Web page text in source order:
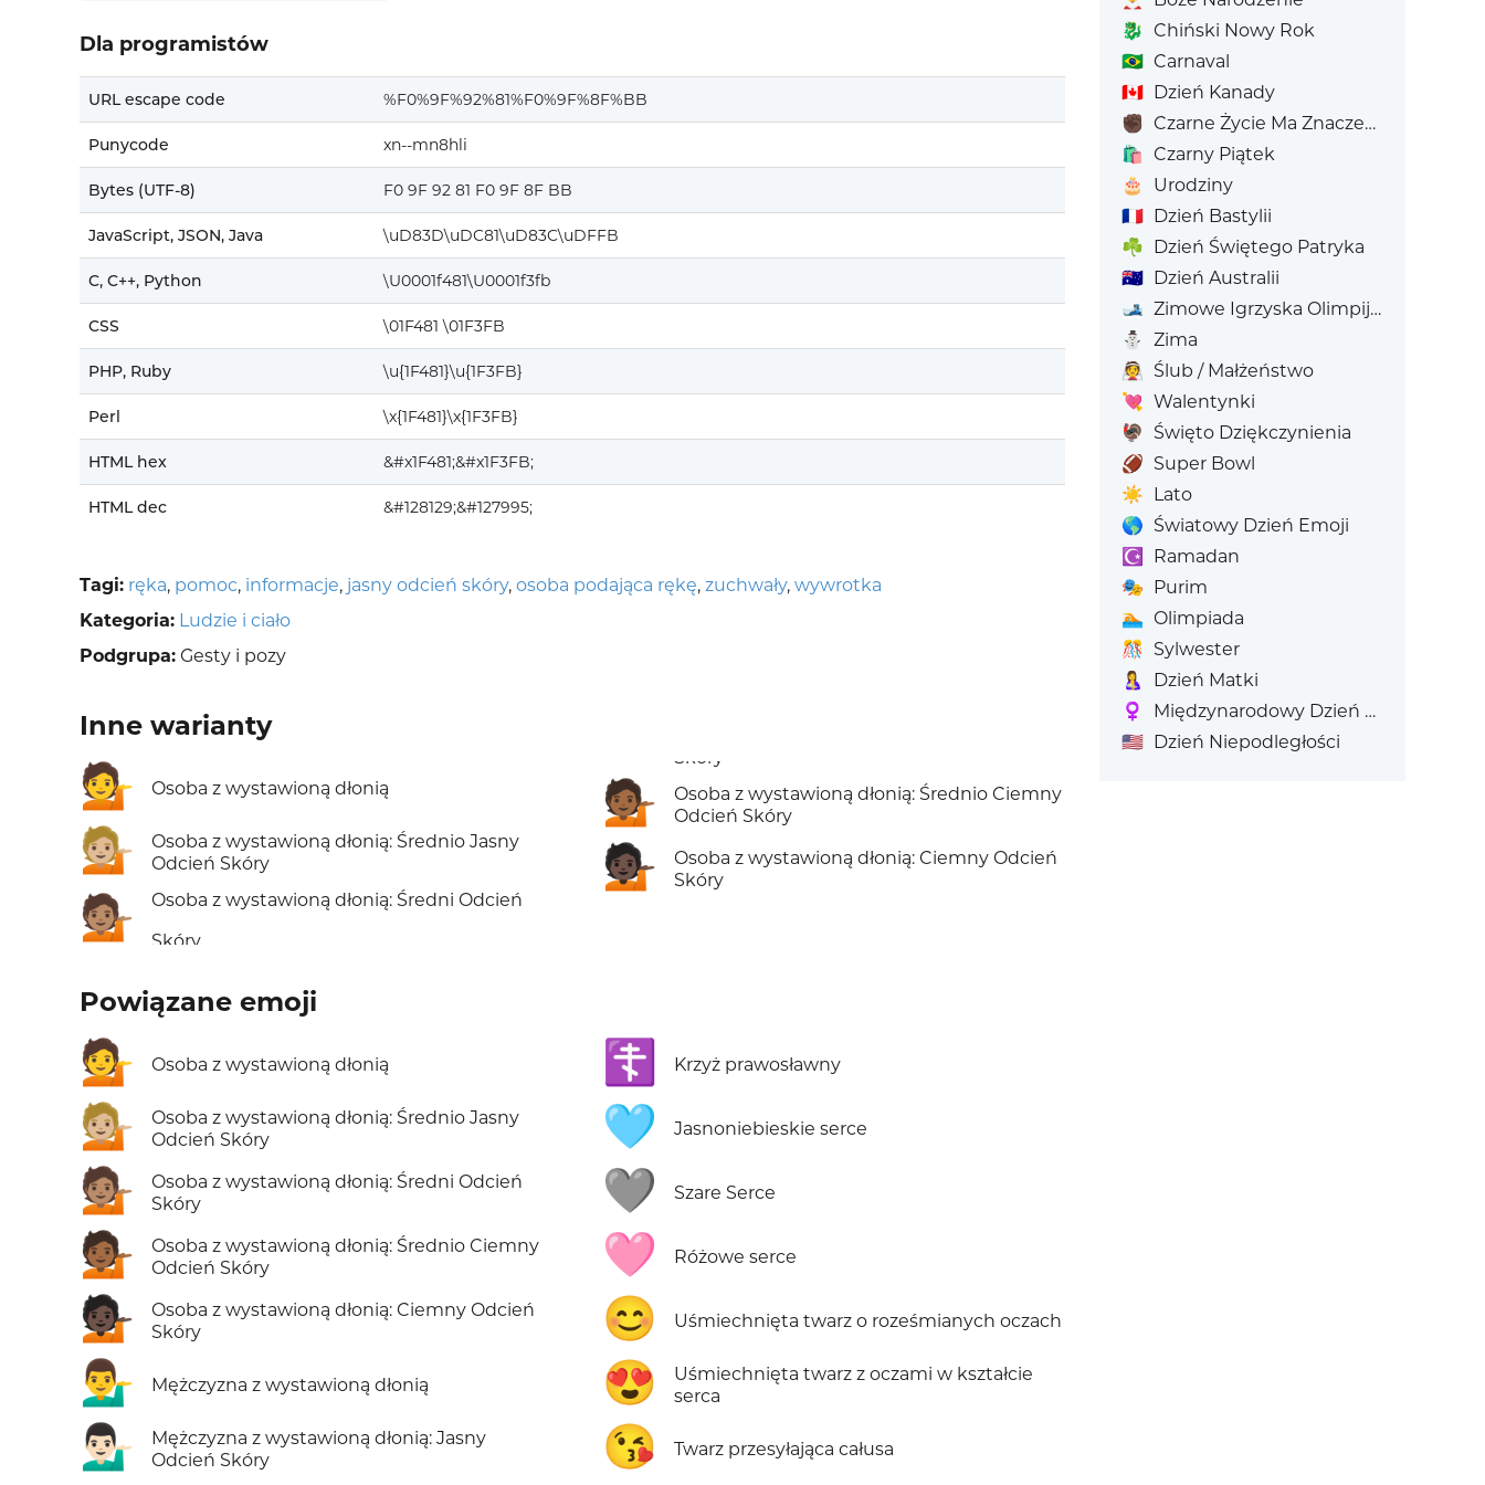
Dla programistów
URL escape code %F0%9F%92%81%F0%9F%8F%BB
Punycode xn--mn8hli
Bytes (UTF-8) F0 9F 92 81 F0 9F 8F BB
JavaScript, JSON, Java \uD83D\uDC81\uD83C\uDFFB
C, C++, Python \U0001f481\U0001f3fb
CSS \01F481 \01F3FB
PHP, Ruby \u{1F481}\u{1F3FB}
Perl \x{1F481}\x{1F3FB}
HTML hex &#x1F481;&#x1F3FB;
HTML dec &#128129;&#127995;
Tagi: ręka, pomoc, informacje, jasny odcień skóry, osoba podająca rękę, zuchwały, wywrotka
Kategoria: Ludzie i ciało
Podgrupa: Gesty i pozy
Inne warianty
💁 Osoba z wystawioną dłonią
💁🏼
Osoba z wystawioną dłonią: Średnio Jasny
Odcień Skóry
💁🏽
Osoba z wystawioną dłonią: Średni Odcień
Skóry
💁🏾
Osoba z wystawioną dłonią: Średnio Ciemny
Odcień Skóry
💁🏿
Osoba z wystawioną dłonią: Ciemny Odcień
Skóry
Powiązane emoji
💁 Osoba z wystawioną dłonią
💁🏼
Osoba z wystawioną dłonią: Średnio Jasny
Odcień Skóry
💁🏽
Osoba z wystawioną dłonią: Średni Odcień
Skóry
💁🏾
Osoba z wystawioną dłonią: Średnio Ciemny
Odcień Skóry
💁🏿
Osoba z wystawioną dłonią: Ciemny Odcień
Skóry
💁‍♂️ Mężczyzna z wystawioną dłonią
💁🏻‍♂️
Mężczyzna z wystawioną dłonią: Jasny
Odcień Skóry
☦️ Krzyż prawosławny
🩵 Jasnoniebieskie serce
🩶 Szare Serce
🩷 Różowe serce
😊 Uśmiechnięta twarz o roześmianych oczach
😍
Uśmiechnięta twarz z oczami w kształcie
serca
😘 Twarz przesyłająca całusa
🐉 Chiński Nowy Rok
🇧🇷 Carnaval
🇨🇦 Dzień Kanady
✊🏿 Czarne Życie Ma Znaczenie
🛍️ Czarny Piątek
🎂
Urodziny
🇫🇷 Dzień Bastylii
☘️ Dzień Świętego Patryka
🇦🇺 Dzień Australii
🎿 Zimowe Igrzyska Olimpijskie
⛄
Zima
👰 Ślub / Małżeństwo
💘 Walentynki
🦃
Święto Dziękczynienia
🏈 Super Bowl
☀️ Lato
🌎 Światowy Dzień Emoji
☪️
Ramadan
🎭 Purim
🏊 Olimpiada
🎊
Sylwester
🤱
Dzień Matki
♀️
Międzynarodowy Dzień Kobiet
🇺🇸 Dzień Niepodległości